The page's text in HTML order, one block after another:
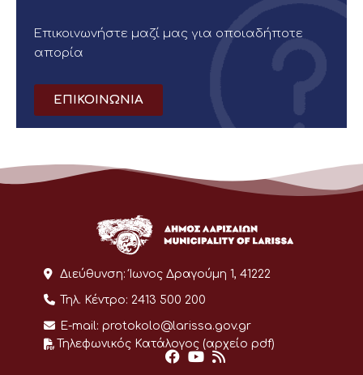
Επικοινωνήστε μαζί μας για οποιαδήποτε
απορία
ΕΠΙΚΟΙΝΩΝΙΑ
Διεύθυνση: Ίωνος Δραγούμη 1, 41222
Τηλ. Κέντρο: 2413 500 200
E-mail: protokolo@larissa.gov.gr
Τηλεφωνικός Κατάλογος (αρχείο pdf)